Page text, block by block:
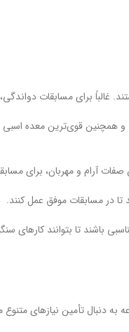
برای مسابقات
همچنین قوی‌ترین معده
آرام و مهربان، برای
در مسابقات موفق عمل کنند.
باشند تا بتوانند کارهای
به دنبال تأمین نیازهای